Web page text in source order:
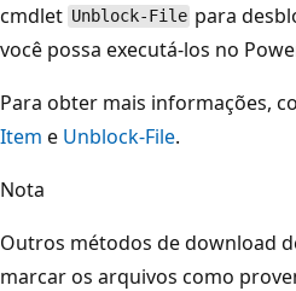
cmdlet Unblock-File para
você possa executá-los no
Para obter mais informações,
Item e Unblock-File.
Nota
Outros métodos de download
marcar os arquivos como